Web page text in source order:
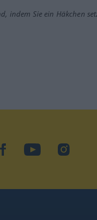
indem Sie ein Häkchen
facebookYouTubeInstagram